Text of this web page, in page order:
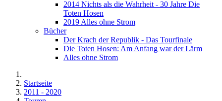
2014 Nichts als die Wahrheit - 30 Jahre Die
Toten Hosen
2019 Alles ohne Strom
Bücher
Der Krach der Republik - Das Tourfinale
Die Toten Hosen: Am Anfang war der Lärm
Alles ohne Strom
Startseite
2011 - 2020